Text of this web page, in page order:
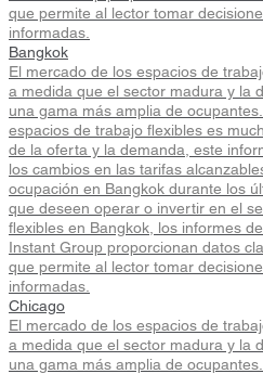
que permite al lector tomar
informadas.
Bangkok
El mercado de los espacios de
a medida que el sector madura y la
una gama más amplia de
espacios de trabajo flexibles es
de la oferta y la demanda, este
los cambios en las tarifas
ocupación en Bangkok durante los
que deseen operar o invertir en el
flexibles en Bangkok, los informes
Instant Group proporcionan datos
que permite al lector tomar
informadas.
Chicago
El mercado de los espacios de
a medida que el sector madura y la
una gama más amplia de